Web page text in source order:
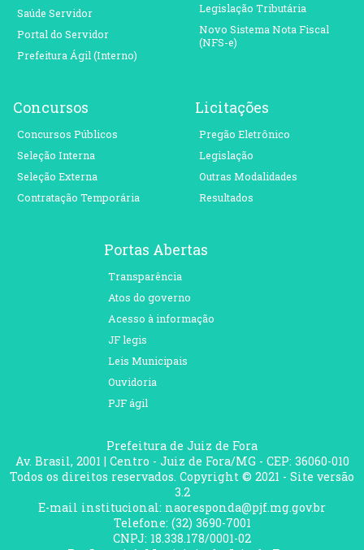
Saúde Servidor
Portal do Servidor
Prefeitura Ágil (Interno)
Legislação Tributária
Novo Sistema Nota Fiscal
(NFS-e)
Concursos
Concursos Públicos
Seleção Interna
Seleção Externa
Contratação Temporária
Licitações
Pregão Eletrônico
Legislação
Outras Modalidades
Resultados
Portas Abertas
Transparência
Atos do governo
Acesso à informação
JF legis
Leis Municipais
Ouvidoria
PJF ágil
Prefeitura de Juiz de Fora
Av. Brasil, 2001 | Centro - Juiz de Fora/MG - CEP: 36060-010
Todos os direitos reservados. Copyright © 2021 - Site versão
3.2
E-mail institucional: naoresponda@pjf.mg.gov.br
Telefone: (32) 3690-7001
CNPJ: 18.338.178/0001-02